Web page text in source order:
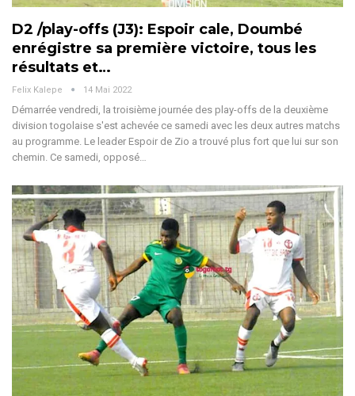
D2 /play-offs (J3): Espoir cale, Doumbé
enrégistre sa première victoire, tous les
résultats et…
Felix Kalepe 14 Mai 2022
Démarrée vendredi, la troisième journée des play-offs de la deuxième
division togolaise s'est achevée ce samedi avec les deux autres matchs
au programme. Le leader Espoir de Zio a trouvé plus fort que lui sur son
chemin. Ce samedi, opposé…